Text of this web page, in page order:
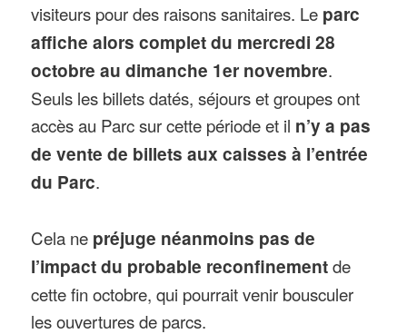
visiteurs pour des raisons sanitaires. Le parc
affiche alors complet du mercredi 28
octobre au dimanche 1er novembre.
Seuls les billets datés, séjours et groupes ont
accès au Parc sur cette période et il n’y a pas
de vente de billets aux caisses à l’entrée
du Parc.
Cela ne préjuge néanmoins pas de
l’impact du probable reconfinementde
cette fin octobre, qui pourrait venir bousculer
les ouvertures de parcs.